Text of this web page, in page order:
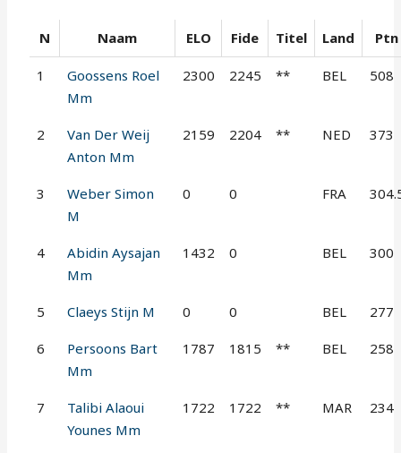
N Naam ELO Fide Titel Land Ptn
1
Goossens Roel
Mm
2300 2245 ** BEL 508
2
Van Der Weij
Anton Mm
2159 2204 ** NED 373
3
Weber Simon
M
0 0 FRA
4
Abidin Aysajan
Mm
1432 0 BEL 300
5 Claeys Stijn M 0 0 BEL 277
6
Persoons Bart
Mm
1787 1815 ** BEL 258
7
Talibi Alaoui
Younes Mm
1722 1722 ** MAR 234